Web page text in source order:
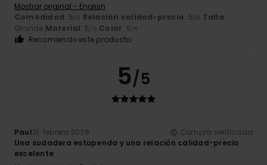
Mostrar original - English
Comodidad: 5/5 Relación calidad-precio: 5/5 Talla:
Grande Material: 5/5 Color: 5/5
Recomiendo este producto
5/5
Paul21. febrero 2026
Compra verificada
Una sudadera estupenda y una relación calidad-precio
excelente